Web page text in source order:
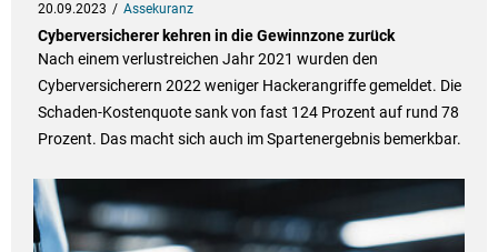
20.09.2023 Assekuranz
Cyberversicherer kehren in die Gewinnzone zurück
Nach einem verlustreichen Jahr 2021 wurden den
Cyberversicherern 2022 weniger Hackerangriffe gemeldet. Die
Schaden-Kostenquote sank von fast 124 Prozent auf rund 78
Prozent. Das macht sich auch im Spartenergebnis bemerkbar.